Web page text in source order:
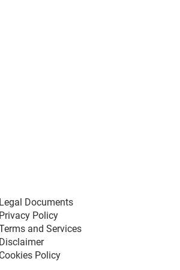
Legal Documents
Privacy Policy
and Services
Disclaimer
Cookies Policy